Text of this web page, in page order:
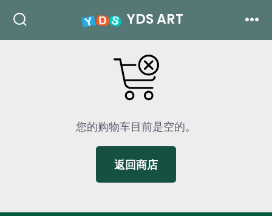
索
YDS ART
单
您的购物车目前是空的。
返回商店